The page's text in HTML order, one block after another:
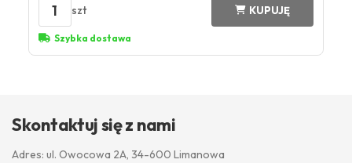
1 szt KUPUJĘ
Szybka dostawa
Skontaktuj się z nami
Adres: ul. Owocowa 2A, 34-600 Limanowa